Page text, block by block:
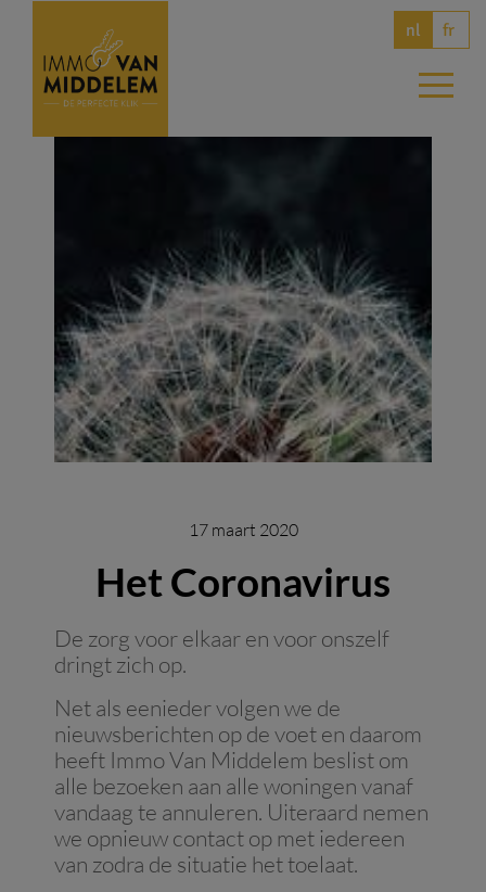
nl fr
17 maart 2020
Het Coronavirus
De zorg voor elkaar en voor onszelf
dringt zich op.
Net als eenieder volgen we de
nieuwsberichten op de voet en daarom
heeft Immo Van Middelem beslist om
alle bezoeken aan alle woningen vanaf
vandaag te annuleren. Uiteraard nemen
we opnieuw contact op met iedereen
van zodra de situatie het toelaat.